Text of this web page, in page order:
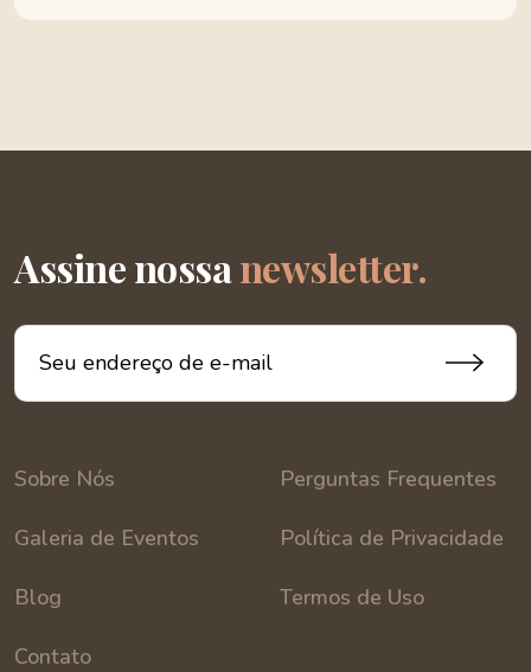
Assine nossanewsletter.
Sobre Nós
Galeria de Eventos
Blog
Contato
Perguntas Frequentes
Política de Privacidade
Termos de Uso